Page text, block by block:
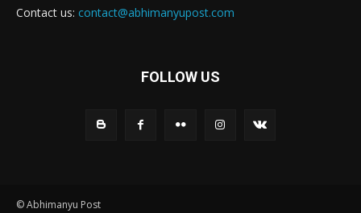
Contact us: contact@abhimanyupost.com
FOLLOW US
© Abhimanyu Post